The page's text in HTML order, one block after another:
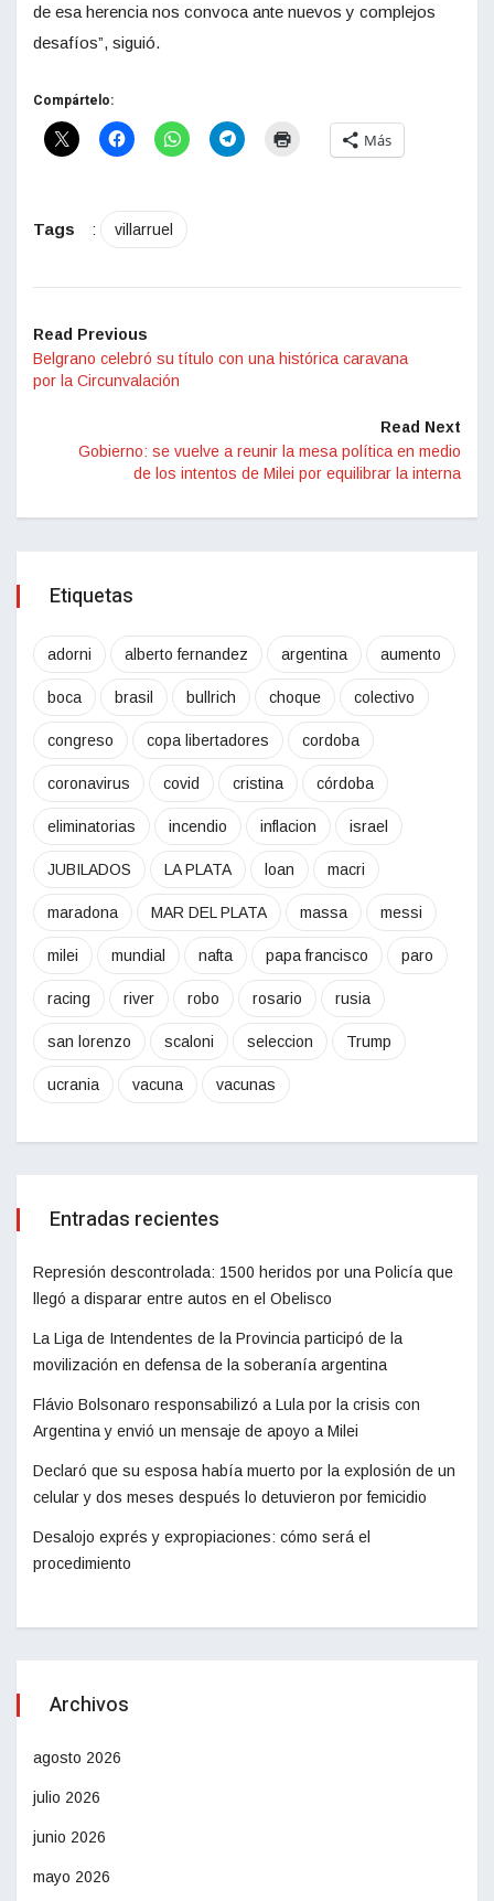
de esa herencia nos convoca ante nuevos y complejos
desafíos”, siguió.
Compártelo:
Más
Tags : villarruel
Read Previous
Belgrano celebró su título con una histórica caravana
por la Circunvalación
Read Next
Gobierno: se vuelve a reunir la mesa política en medio
de los intentos de Milei por equilibrar la interna
Etiquetas
adorni alberto fernandez argentina aumento
boca brasil bullrich choque colectivo
congreso copa libertadores cordoba
coronavirus covid cristina córdoba
eliminatorias incendio inflacion israel
JUBILADOS LA PLATA loan macri
maradona MAR DEL PLATA massa messi
milei mundial nafta papa francisco paro
racing river robo rosario rusia
san lorenzo scaloni seleccion Trump
ucrania vacuna vacunas
Entradas recientes
Represión descontrolada: 1500 heridos por una Policía que
llegó a disparar entre autos en el Obelisco
La Liga de Intendentes de la Provincia participó de la
movilización en defensa de la soberanía argentina
Flávio Bolsonaro responsabilizó a Lula por la crisis con
Argentina y envió un mensaje de apoyo a Milei
Declaró que su esposa había muerto por la explosión de un
celular y dos meses después lo detuvieron por femicidio
Desalojo exprés y expropiaciones: cómo será el
procedimiento
Archivos
agosto 2026
julio 2026
junio 2026
mayo 2026